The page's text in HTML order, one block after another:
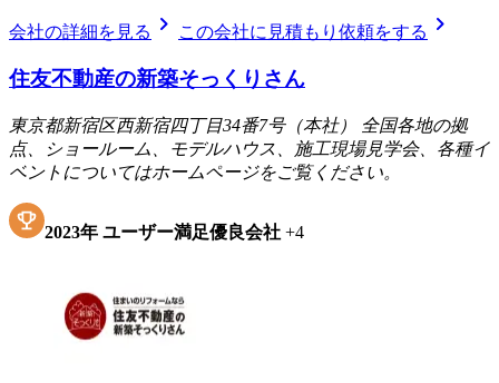
会社の詳細を見る chevron_right この会社に見積もり依頼をする chevron_right
住友不動産の新築そっくりさん
東京都新宿区西新宿四丁目34番7号（本社） 全国各地の拠
点、ショールーム、モデルハウス、施工現場見学会、各種イ
ベントについてはホームページをご覧ください。
2023年 ユーザー満足優良会社 +4